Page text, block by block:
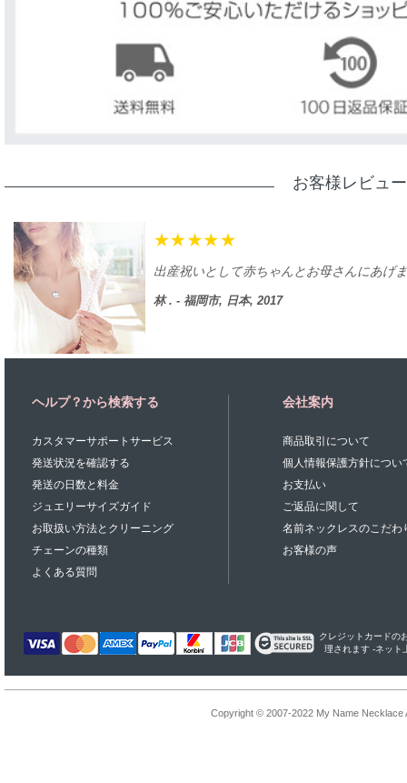
お客様レビュー
出産祝いとして赤ちゃんとお母さんにあげ
林 . - 福岡市, 日本, 2017
ヘルプ？から検索する
カスタマーサポートサービス
発送状況を確認する
発送の日数と料金
ジュエリーサイズガイド
お取扱い方法とクリーニング
チェーンの種類
よくある質問
会社案内
商品取引について
個人情報保護方針につい
お支払い
ご返品に関して
名前ネックレスのこだわ
お客様の声
クレジットカードの
理されます -ネット
Copyright © 2007-2022 My Name Necklace